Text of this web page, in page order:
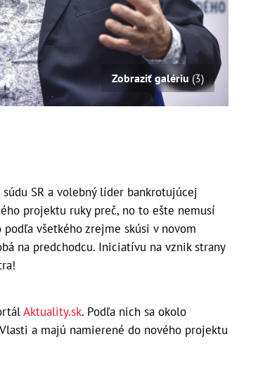
Zobraziť galériu (3)
súdu SR a volebný líder bankrotujúcej
projektu ruky preč, no to ešte nemusí
všetkého zrejme skúsi v novom
na predchodcu. Iniciatívu na vznik strany
Aktuality.sk. Podľa nich sa okolo
a majú namierené do nového projektu